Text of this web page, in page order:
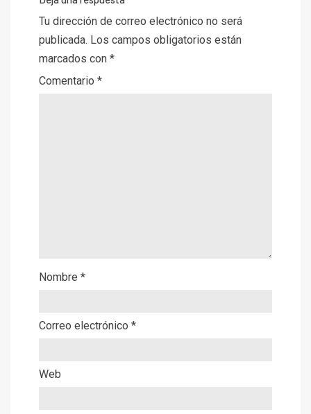
Tu dirección de correo electrónico no será
publicada. Los campos obligatorios están
marcados con *
Comentario *
Nombre *
Correo electrónico *
Web